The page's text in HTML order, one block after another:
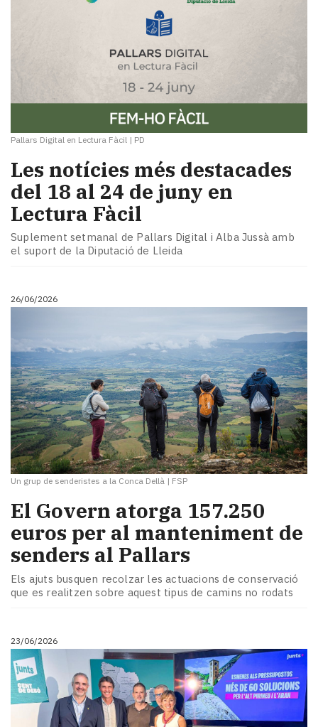
Pallars Digital en Lectura Fàcil | PD
Les notícies més destacades
del 18 al 24 de juny en
Lectura Fàcil
Suplement setmanal de Pallars Digital i Alba Jussà amb
el suport de la Diputació de Lleida
26/06/2026
Un grup de senderistes a la Conca Dellà | FSP
El Govern atorga 157.250
euros per al manteniment de
senders al Pallars
Els ajuts busquen recolzar les actuacions de conservació
que es realitzen sobre aquest tipus de camins no rodats
23/06/2026